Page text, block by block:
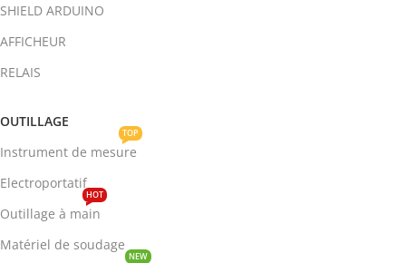
SHIELD ARDUINO
AFFICHEUR
RELAIS
OUTILLAGE
Instrument de mesure
TOP
Electroportatif
Outillage à main
HOT
Matériel de soudage
NEW